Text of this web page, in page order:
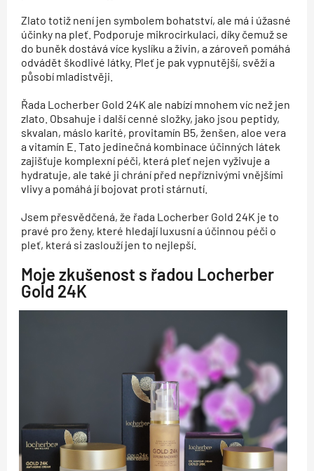
Zlato totiž není jen symbolem bohatství, ale má i úžasné
účinky na pleť. Podporuje mikrocirkulaci, díky čemuž se
do buněk dostává více kyslíku a živin, a zároveň pomáhá
odvádět škodlivé látky. Pleť je pak vypnutější, svěží a
působí mladistvěji.
Řada Locherber Gold 24K ale nabízí mnohem víc než jen
zlato. Obsahuje i další cenné složky, jako jsou peptidy,
skvalan, máslo karité, provitamín B5, ženšen, aloe vera
a vitamín E. Tato jedinečná kombinace účinných látek
zajišťuje komplexní péči, která pleť nejen vyživuje a
hydratuje, ale také ji chrání před nepříznivými vnějšími
vlivy a pomáhá jí bojovat proti stárnutí.
Jsem přesvědčená, že řada Locherber Gold 24K je to
pravé pro ženy, které hledají luxusní a účinnou péči o
pleť, která si zaslouží jen to nejlepší.
Moje zkušenost s řadou Locherber
Gold 24K